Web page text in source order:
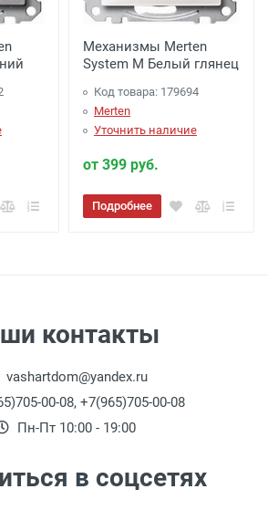
Механизмы Merten
System M Белый глянец
Код товара: 179694
Merten
Уточнить наличие
от 399 руб.
Подробнее
контакты
vashartdom@yandex.ru
00-08, +7(965)705-00-08
Пн-Пт 10:00 - 19:00
в соцсетях